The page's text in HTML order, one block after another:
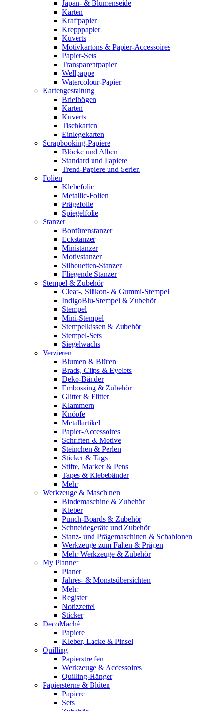
Japan- & Blumenseide
Karten
Kraftpapier
Krepppapier
Kuverts
Motivkartons & Papier-Accessoires
Papier-Sets
Transparentpapier
Wellpappe
Watercolour-Papier
Kartengestaltung
Briefbögen
Karten
Kuverts
Tischkarten
Einlegekarten
Scrapbooking-Papiere
Blöcke und Alben
Standard und Papiere
Trend-Papiere und Serien
Folien
Klebefolie
Metallic-Folien
Prägefolie
Spiegelfolie
Stanzer
Bordürenstanzer
Eckstanzer
Ministanzer
Motivstanzer
Silhouetten-Stanzer
Fliegende Stanzer
Stempel & Zubehör
Clear-, Silikon- & Gummi-Stempel
IndigoBlu-Stempel & Zubehör
Stempel
Mini-Stempel
Stempelkissen & Zubehör
Stempel-Sets
Siegelwachs
Verzieren
Blumen & Blüten
Brads, Clips & Eyelets
Deko-Bänder
Embossing & Zubehör
Glitter & Flitter
Klammern
Knöpfe
Metallartikel
Papier-Accessoires
Schriften & Motive
Steinchen & Perlen
Sticker & Tags
Stifte, Marker & Pens
Tapes & Klebebänder
Mehr
Werkzeuge & Maschinen
Bindemaschine & Zubehör
Kleber
Punch-Boards & Zubehör
Schneidegeräte und Zubehör
Stanz- und Prägemaschinen & Schablonen
Werkzeuge zum Falten & Prägen
Mehr Werkzeuge & Zubehör
My Planner
Planer
Jahres- & Monatsübersichten
Mehr
Register
Notizzettel
Sticker
DecoMaché
Papiere
Kleber, Lacke & Pinsel
Quilling
Papierstreifen
Werkzeuge & Accessoires
Quilling-Hänger
Papiersterne & Blüten
Papiere
Sets